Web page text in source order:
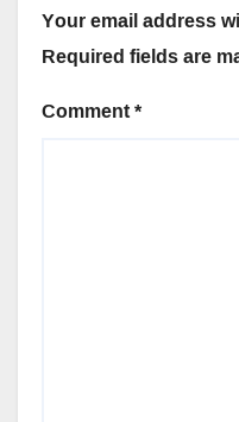
Your email address
Required fields are
Comment*